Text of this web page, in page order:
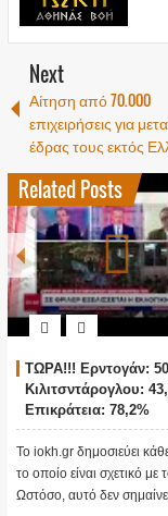
Next
Αίτηση από 70.000
επιχειρήσεις για
έδρας τους εκτός
Related Posts
Ερντογάν: 50,60%
43,60%
78,2%
δημοσιεύει κάθε
είναι σχετικό με το
αυτό δεν σημαίνει ότι...